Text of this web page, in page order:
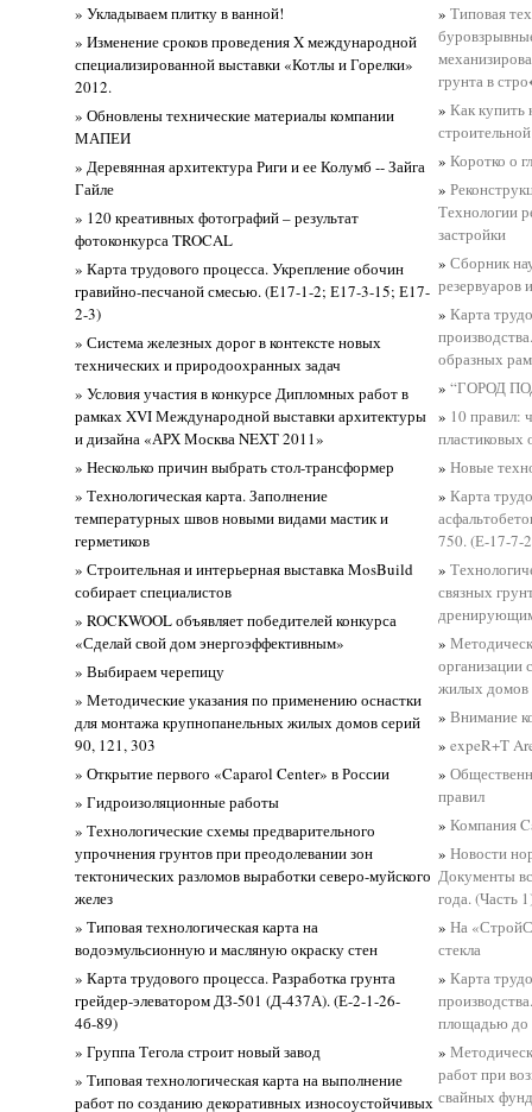
» Укладываем плитку в ванной!
» Изменение сроков проведения X международной
специализированной выставки «Котлы и Горелки»
2012.
» Обновлены технические материалы компании
МАПЕИ
» Деревянная архитектура Риги и ее Колумб -- Зайга
Гайле
» 120 креативных фотографий – результат
фотоконкурса TROCAL
» Карта трудового процесса. Укрепление обочин
гравийно-песчаной смесью. (Е17-1-2; Е17-3-15; Е17-
2-3)
» Система железных дорог в контексте новых
технических и природоохранных задач
» Условия участия в конкурсе Дипломных работ в
рамках XVI Международной выставки архитектуры
и дизайна «АРХ Москва NEXT 2011»
» Несколько причин выбрать стол-трансформер
» Технологическая карта. Заполнение
температурных швов новыми видами мастик и
герметиков
» Строительная и интерьерная выставка MosBuild
собирает специалистов
» ROCKWOOL объявляет победителей конкурса
«Сделай свой дом энергоэффективным»
» Выбираем черепицу
» Методические указания по применению оснастки
для монтажа крупнопанельных жилых домов серий
90, 121, 303
» Открытие первого «Caparol Center» в России
» Гидроизоляционные работы
» Технологические схемы предварительного
упрочнения грунтов при преодолевании зон
тектонических разломов выработки северо-муйского
желез
» Типовая технологическая карта на
водоэмульсионную и масляную окраску стен
» Карта трудового процесса. Разработка грунта
грейдер-элеватором ДЗ-501 (Д-437А). (Е-2-1-26-
4б-89)
» Группа Тегола строит новый завод
» Типовая технологическая карта на выполнение
работ по созданию декоративных износоустойчивых
»Типовая
грунта в
»Как купить
»Коротко о
»
Технологии
застройки
»Сборник
резервуаров
»Карта
образных
»“ГОРОД
» 10 правил:
пластиковых
»Новые
»Карта
750. (Е-17-7-
»
связных
»
организации
жилых домов
»Внимание
»expeR+T
»
правил
»Компания
»Новости
Документы
года. (Часть
»На
стекла
»Карта
площадью
»
работ при
свайных